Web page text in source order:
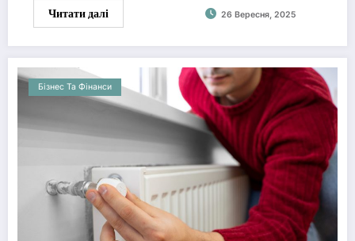
Читати далі 26 Вересня, 2025
Бізнес Та Фінанси